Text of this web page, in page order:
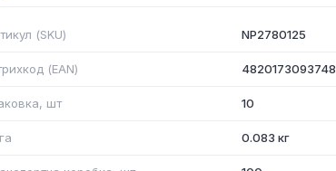
(SKU) NP2780125
(EAN) 4820173093748
шт 10
0.083 кг